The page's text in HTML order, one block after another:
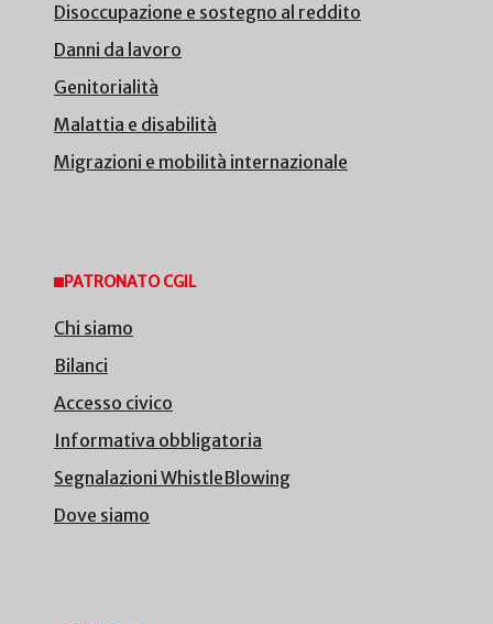
Disoccupazione e sostegno al reddito
Danni da lavoro
Genitorialità
Malattia e disabilità
Migrazioni e mobilità internazionale
PATRONATO CGIL
Chi siamo
Bilanci
Accesso civico
Informativa obbligatoria
Segnalazioni WhistleBlowing
Dove siamo